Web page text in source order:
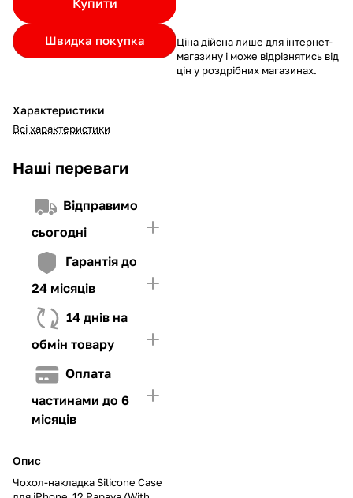
Швидка покупка
Характеристики
Всі характеристики
Наші переваги
Відправимо
сьогодні
Гарантія до
24 місяців
14 днів на
обмін товару
Оплата
частинами до 6
місяців
Опис
Чохол-накладка Silicone Case
Якщо ліміт нижчий за вартість товару, невистачаючу суму
потрібно внести Першим внеском
4. Мати достатньо коштів для внесення першої частини платежу
та Першого внеску (у разі потреби)
Ціна дійсна лише для інтернет-
магазину і може відрізнятись від
цін у роздрібних магазинах.